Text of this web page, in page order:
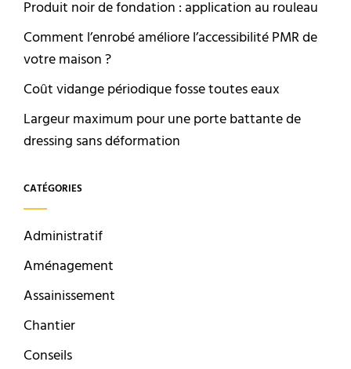
Produit noir de fondation : application au rouleau
Comment l’enrobé améliore l’accessibilité PMR de
votre maison ?
Coût vidange périodique fosse toutes eaux
Largeur maximum pour une porte battante de
dressing sans déformation
CATÉGORIES
Administratif
Aménagement
Assainissement
Chantier
Conseils